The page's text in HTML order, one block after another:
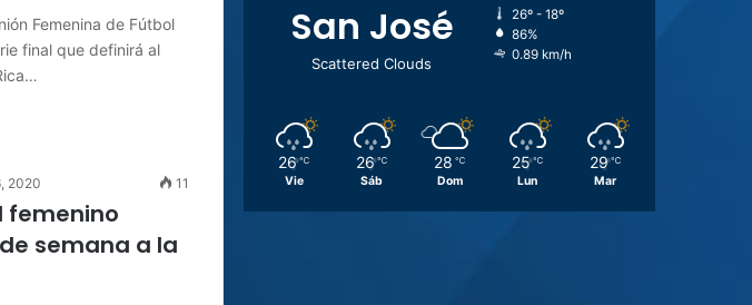
Femenina de Fútbol
final que definirá al
2020 11
femenino
semana a la
San José
Scattered Clouds
26º - 18º
86%
0.89 km/h
26 ℃
Vie
26 ℃
Sáb
28 ℃
Dom
25 ℃
Lun
29 ℃
Mar